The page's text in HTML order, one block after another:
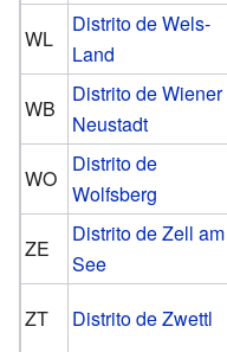
WL
Distrito de Wels-
Land
WB
Distrito de Wiener
Neustadt
WO
Distrito de
Wolfsberg
ZE
Distrito de Zell am
See
ZT Distrito de Zwettl